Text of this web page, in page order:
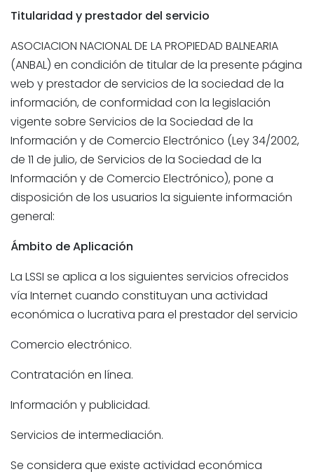
Titularidad y prestador del servicio
ASOCIACION NACIONAL DE LA PROPIEDAD BALNEARIA
(ANBAL) en condición de titular de la presente página
web y prestador de servicios de la sociedad de la
información, de conformidad con la legislación
vigente sobre Servicios de la Sociedad de la
Información y de Comercio Electrónico (Ley 34/2002,
de 11 de julio, de Servicios de la Sociedad de la
Información y de Comercio Electrónico), pone a
disposición de los usuarios la siguiente información
general:
Ámbito de Aplicación
La LSSI se aplica a los siguientes servicios ofrecidos
vía Internet cuando constituyan una actividad
económica o lucrativa para el prestador del servicio
Comercio electrónico.
Contratación en línea.
Información y publicidad.
Servicios de intermediación.
Se considera que existe actividad económica